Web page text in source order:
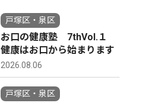
戸塚区・泉区
お口の健康塾 7thVol.１
健康はお口から始まります
2026.08.06
戸塚区・泉区